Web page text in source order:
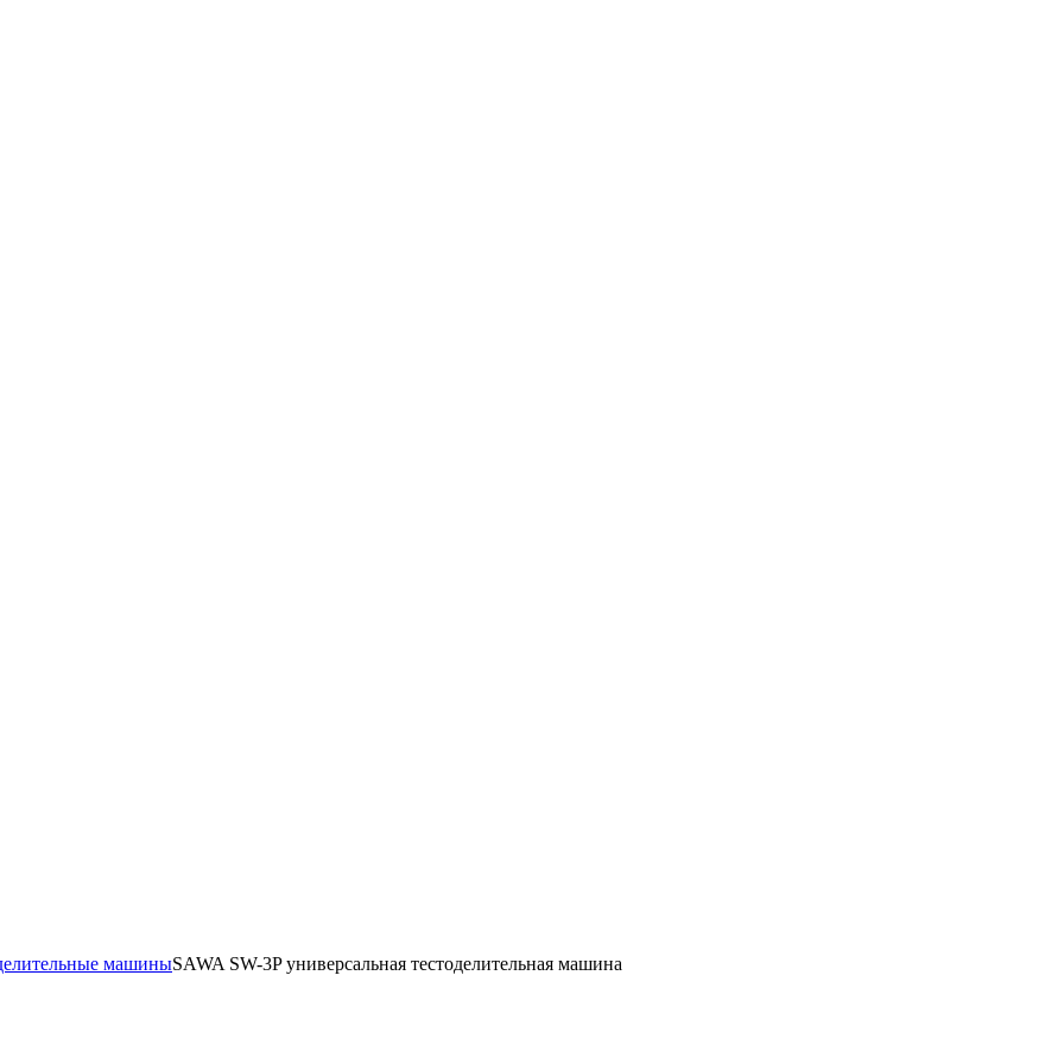
машиныSAWA SW-3P универсальная тестоделительная машина